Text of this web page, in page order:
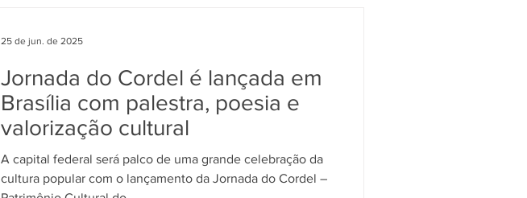
Jornada do Cordel é lançada em
Brasília com palestra, poesia e
valorização cultural
A capital federal será palco de uma grande celebração da
cultura popular com o lançamento da Jornada do Cordel –
25 de jun. de 2025